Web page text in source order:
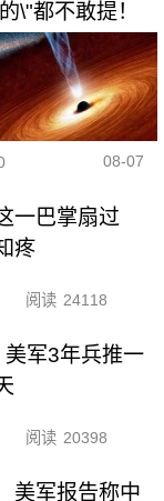
\"都不敢提！
08-07
一巴掌扇过
疼
阅读 24118
军3年兵推一
阅读 20398
美军报告称中